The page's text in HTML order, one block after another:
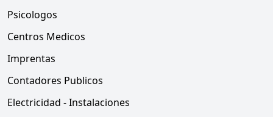
Psicologos
Centros Medicos
Imprentas
Contadores Publicos
Electricidad - Instalaciones